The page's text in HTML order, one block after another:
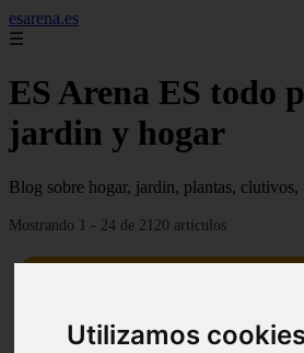
Utilizamos
esarena.es
☰
ES Arena ES todo
jardin y hogar
Blog sobre hogar, jardin, plantas,
Mostrando 1 - 24 de 2120 artículos